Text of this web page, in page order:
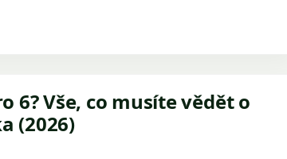
6? Vše, co musíte vědět o
(2026)